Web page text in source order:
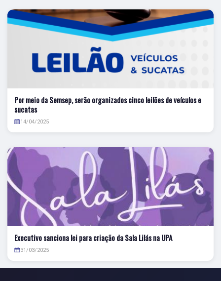
Por meio da Semsep, serão organizados cinco leilões de veículos e
sucatas
14/04/2025
Executivo sanciona lei para criação da Sala Lilás na UPA
31/03/2025